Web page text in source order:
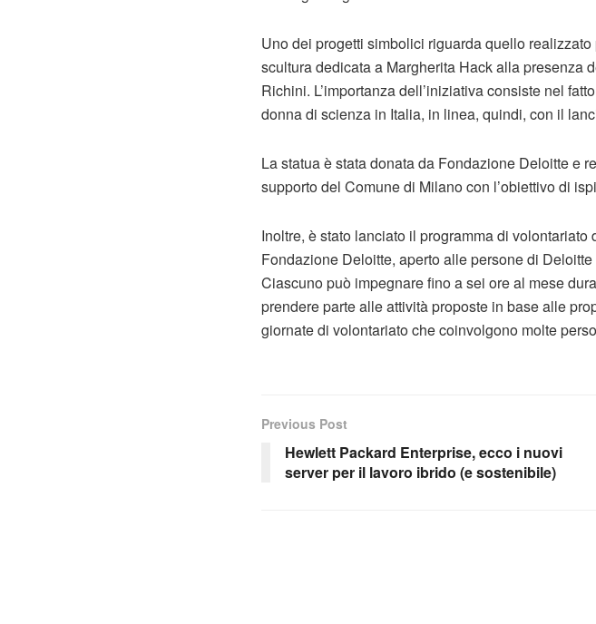
Uno dei progetti simbolici riguarda quello
scultura dedicata a Margherita Hack alla presenza
Richini. L’importanza dell’iniziativa consiste nel
donna di scienza in Italia, in linea, quindi, con il
La statua è stata donata da Fondazione Deloitte e
supporto del Comune di Milano con l’obiettivo di
Inoltre, è stato lanciato il programma di
Fondazione Deloitte, aperto alle persone di
Ciascuno può impegnare fino a sei ore al mese
prendere parte alle attività proposte in base alle
giornate di volontariato che coinvolgono molte
Previous Post
Hewlett Packard Enterprise, ecco i nuovi
server per il lavoro ibrido (e sostenibile)